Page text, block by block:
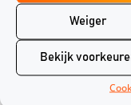
Weiger
Bekijk
d een beugel
or orthodontie.
achttijden of
Fysiotherapie